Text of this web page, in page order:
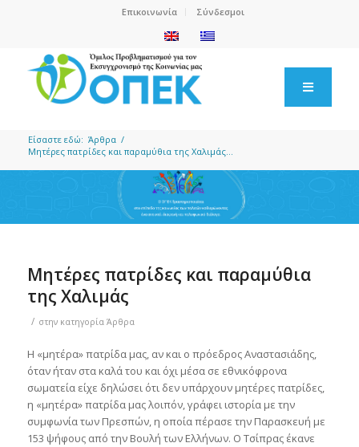
Επικοινωνία Σύνδεσμοι
Είσαστε εδώ: Άρθρα /
Μητέρες πατρίδες και παραμύθια της Χαλιμάς...
Μητέρες πατρίδες και παραμύθια
της Χαλιμάς
/ στην κατηγορία Άρθρα
Η «μητέρα» πατρίδα μας, αν και ο πρόεδρος Αναστασιάδης,
όταν ήταν στα καλά του και όχι μέσα σε εθνικόφρονα
σωματεία είχε δηλώσει ότι δεν υπάρχουν μητέρες πατρίδες,
η «μητέρα» πατρίδα μας λοιπόν, γράφει ιστορία με την
συμφωνία των Πρεσπών, η οποία πέρασε την Παρασκευή με
153 ψήφους από την Βουλή των Ελλήνων. Ο Τσίπρας έκανε